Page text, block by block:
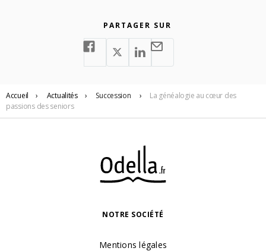
PARTAGER SUR
Accueil › Actualités › Succession ›
La généalogie au cœur des
passions des seniors
NOTRE SOCIÉTÉ
Mentions légales